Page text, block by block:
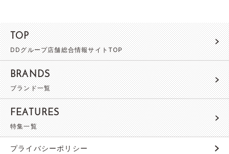
TOP
DDグループ店舗総合情報サイトTOP
BRANDS
ブランド一覧
FEATURES
特集一覧
プライバシーポリシー